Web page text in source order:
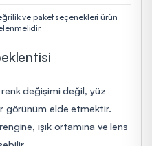
ve paket seçenekleri ürün
değişimi değil, yüz
görünüm elde etmektir.
ışık ortamına ve lens